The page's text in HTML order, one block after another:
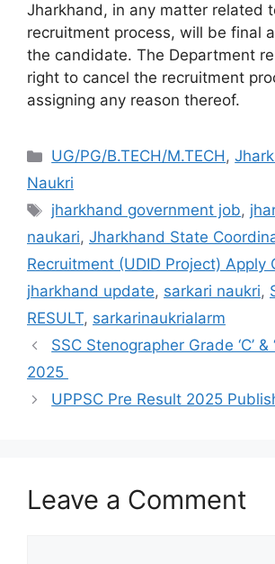
Jharkhand, in any matter related
recruitment process, will be final
the candidate. The Department
right to cancel the recruitment
assigning any reason thereof.
UG/PG/B.TECH/M.TECH,
Naukri
jharkhand government job,
naukari, Jharkhand State
Recruitment (UDID Project) Apply
jharkhand update, sarkari naukri,
RESULT, sarkarinaukrialarm
SSC Stenographer Grade ‘C’ &
2025
UPPSC Pre Result 2025
Leave a Comment